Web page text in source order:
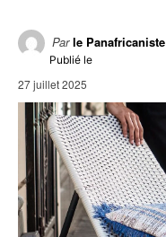
Par le Panafricaniste
Publié le
27 juillet 2025